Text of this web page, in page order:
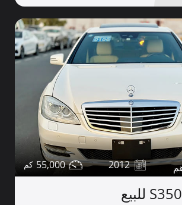
2012
55,000